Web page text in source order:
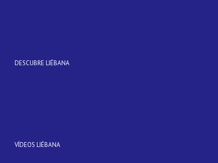
DESCUBRE LIÉBANA
VÍDEOS LIÉBANA